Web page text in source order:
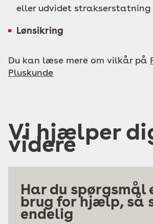
eller udvidet strakserstatning
Lønsikring
Du kan læse mere om vilkår på
Pluskunde
Vi hjælper
videre
Har du spørgsmål
brug for hjælp, så
endelig